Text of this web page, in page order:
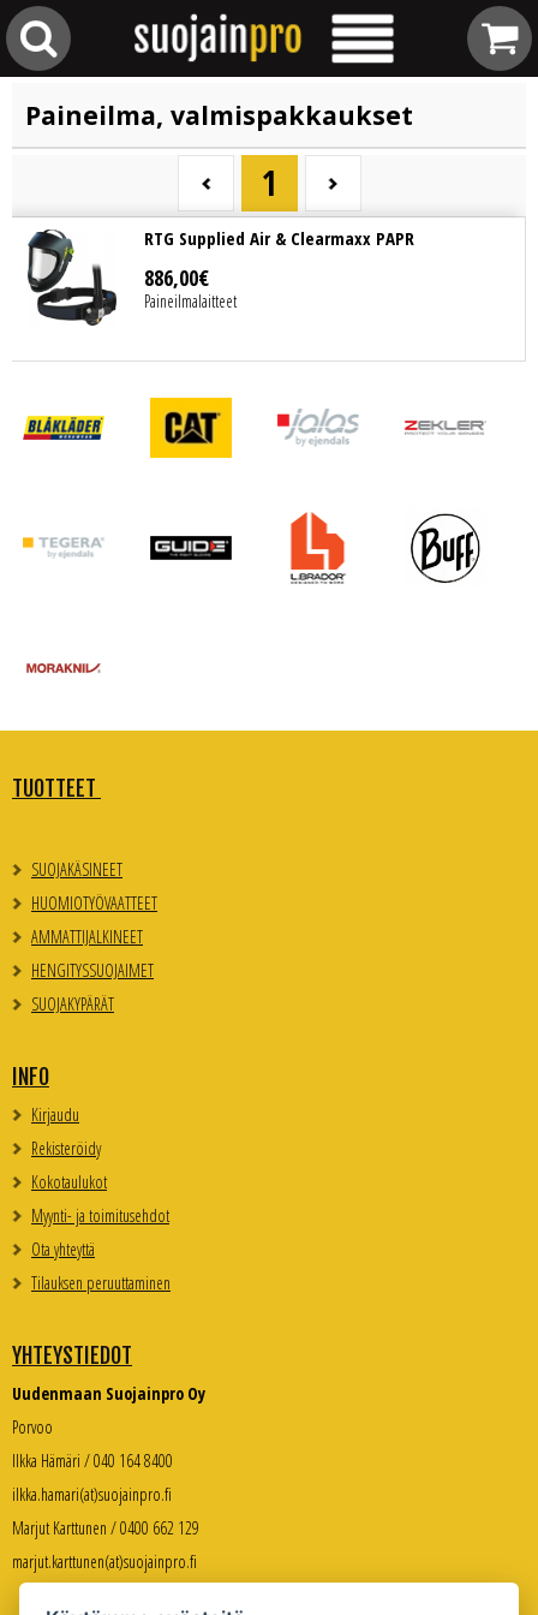
Paineilma, valmispakkaukset
1
RTG Supplied Air & Clearmaxx PAPR
886,00€
Paineilmalaitteet
TUOTTEET
SUOJAKÄSINEET
HUOMIOTYÖVAATTEET
AMMATTIJALKINEET
HENGITYSSUOJAIMET
SUOJAKYPÄRÄT
INFO
Kirjaudu
Rekisteröidy
Kokotaulukot
Myynti- ja toimitusehdot
Ota yhteyttä
Tilauksen peruuttaminen
YHTEYSTIEDOT
Uudenmaan Suojainpro Oy
Porvoo
Ilkka Hämäri / 040 164 8400
ilkka.hamari(at)suojainpro.fi
Marjut Karttunen / 0400 662 129
marjut.karttunen(at)suojainpro.fi